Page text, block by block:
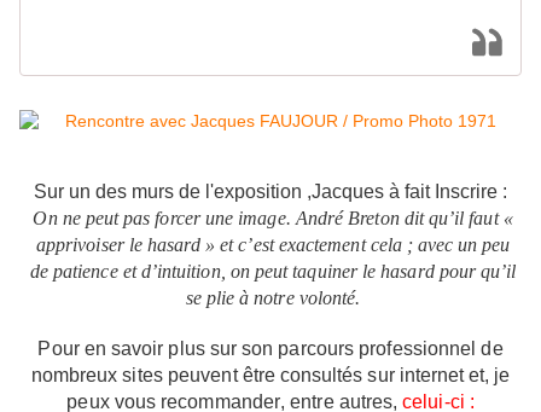
Sur un des murs de l'exposition ,Jacques à fait Inscrire :
On ne peutpasforcerune image. André Breton ditqu’ilfaut «
apprivoiser le hasard »etc’estexactementcela ; avecunpeu
de patience etd’intuition, on peuttaquiner lehasard pourqu’il
se plie ànotre volonté.
Pour en savoir p us surson parcours professionne lde
nombreuxsites peuventêtre consu ltéssur internetet, je
peux vous recommander,entre autres,cel ui-ci :